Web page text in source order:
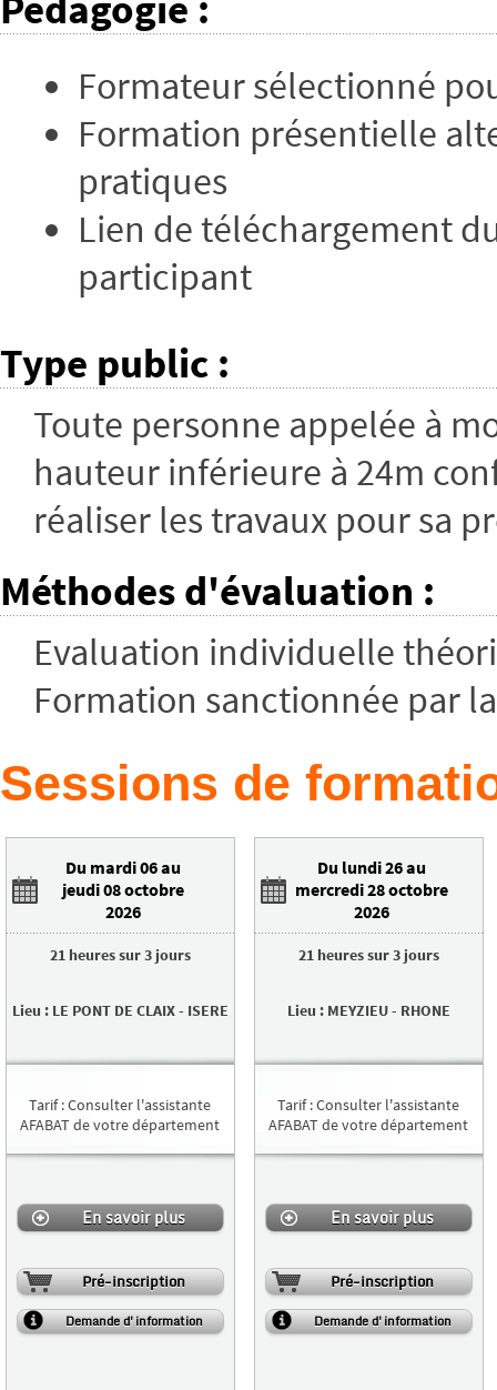
Formateur sélectionné
Formation présentielle
pratiques
Lien de téléchargement
participant
Type public :
Toute personne appelée à
hauteur inférieure à 24m
réaliser les travaux pour sa
Méthodes d'évaluation :
Evaluation individuelle
Formation sanctionnée par
Sessions de
Du mardi 06 au
jeudi 08 octobre
2026
21 heuressur3 jours
Lieu : LE PONT DE CLAIX- ISERE
Tarif:Consulter l'assistante
AFABAT de votre département
En savoir plus
Pré-inscription
Demande d'information
Du lundi 26 au
mercredi 28 octobre
2026
21 heuressur3 jours
Lieu : MEYZIEU- RHONE
Tarif:Consulter l'assistante
AFABAT de votre département
En savoir plus
Pré-inscription
Demande d'information